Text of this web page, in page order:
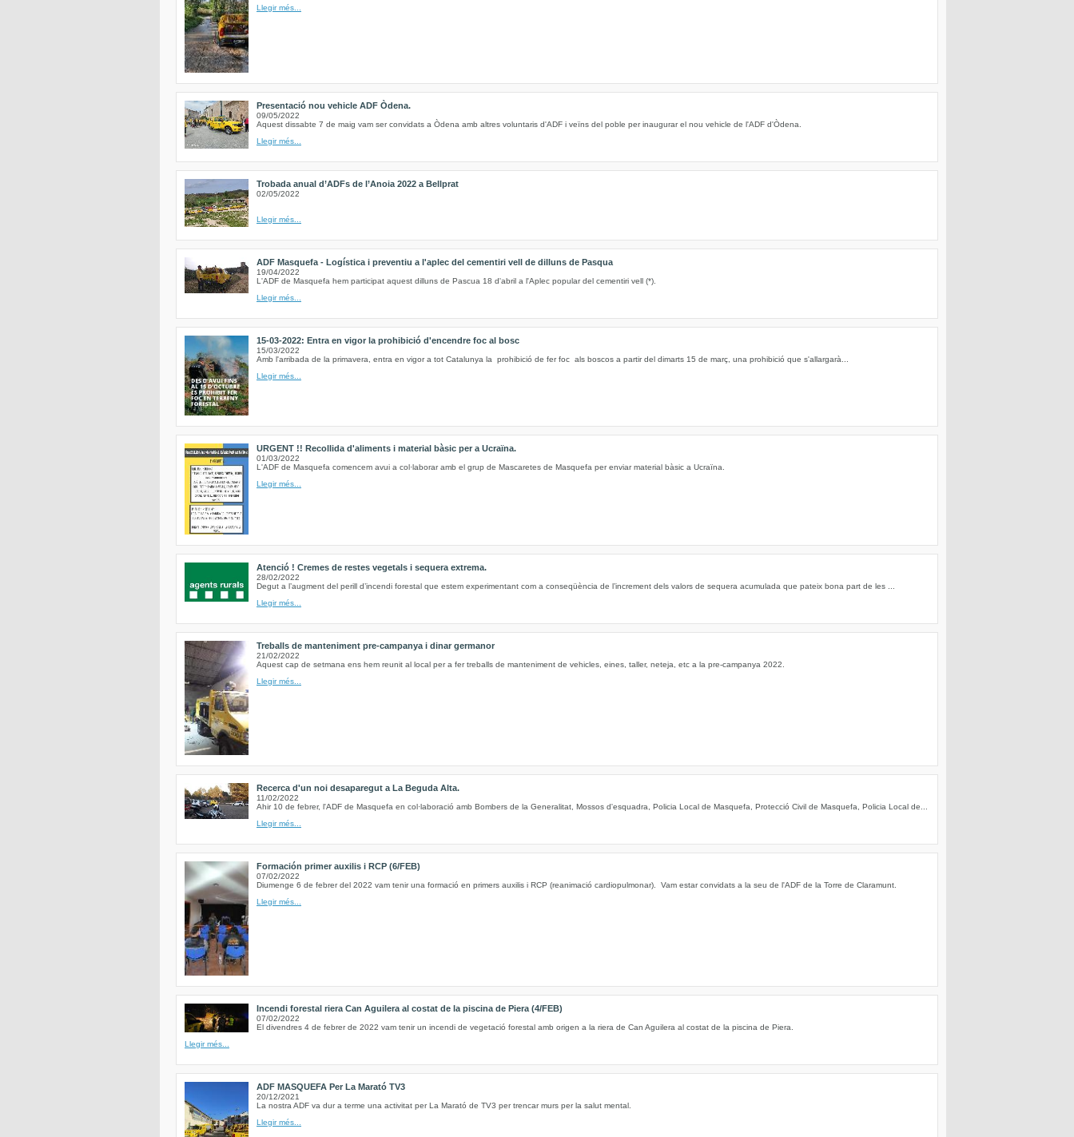
Llegir més...
Presentació nou vehicle ADF Òdena.
09/05/2022
Aquest dissabte 7 de maig vam ser convidats a Òdena amb altres voluntaris d'ADF i veïns del poble per inaugurar el nou vehicle de l'ADF d'Òdena.
Llegir més...
Trobada anual d’ADFs de l’Anoia 2022 a Bellprat
02/05/2022
Llegir més...
ADF Masquefa - Logística i preventiu a l'aplec del cementiri vell de dilluns de Pasqua
19/04/2022
L'ADF de Masquefa hem participat aquest dilluns de Pascua 18 d'abril a l'Aplec popular del cementiri vell (*).
Llegir més...
15-03-2022: Entra en vigor la prohibició d'encendre foc al bosc
15/03/2022
Amb l'arribada de la primavera, entra en vigor a tot Catalunya la prohibició de fer foc als boscos a partir del dimarts 15 de març, una prohibició que s'allargarà...
Llegir més...
URGENT !! Recollida d'aliments i material bàsic per a Ucraïna.
01/03/2022
L'ADF de Masquefa comencem avui a col·laborar amb el grup de Mascaretes de Masquefa per enviar material bàsic a Ucraïna.
Llegir més...
Atenció ! Cremes de restes vegetals i sequera extrema.
28/02/2022
Degut a l’augment del perill d’incendi forestal que estem experimentant com a conseqüència de l’increment dels valors de sequera acumulada que pateix bona part de les ...
Llegir més...
Treballs de manteniment pre-campanya i dinar germanor
21/02/2022
Aquest cap de setmana ens hem reunit al local per a fer treballs de manteniment de vehicles, eines, taller, neteja, etc a la pre-campanya 2022.
Llegir més...
Recerca d'un noi desaparegut a La Beguda Alta.
11/02/2022
Ahir 10 de febrer, l'ADF de Masquefa en col·laboració amb Bombers de la Generalitat, Mossos d'esquadra, Policia Local de Masquefa, Protecció Civil de Masquefa, Policia Local de...
Llegir més...
Formación primer auxilis i RCP (6/FEB)
07/02/2022
Diumenge 6 de febrer del 2022 vam tenir una formació en primers auxilis i RCP (reanimació cardiopulmonar). Vam estar convidats a la seu de l'ADF de la Torre de Claramunt.
Llegir més...
Incendi forestal riera Can Aguilera al costat de la piscina de Piera (4/FEB)
07/02/2022
El divendres 4 de febrer de 2022 vam tenir un incendi de vegetació forestal amb origen a la riera de Can Aguilera al costat de la piscina de Piera.
Llegir més...
ADF MASQUEFA Per La Marató TV3
20/12/2021
La nostra ADF va dur a terme una activitat per La Marató de TV3 per trencar murs per la salut mental.
Llegir més...